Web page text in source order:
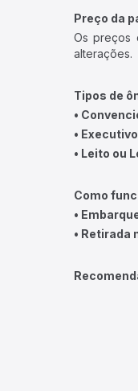
Preço da
Os preços
alterações.
Tipos de
•
•
• Leito ou
Como
•
• Retirada